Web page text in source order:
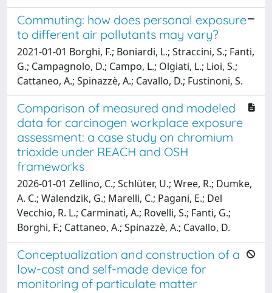
Commuting: how does personal exposure
to different air pollutants may vary?
2021-01-01 Borghi, F.; Boniardi, L.; Straccini, S.; Fanti,
G.; Campagnolo, D.; Campo, L.; Olgiati, L.; Lioi, S.;
Cattaneo, A.; Spinazzè, A.; Cavallo, D.; Fustinoni, S.
Comparison of measured and modeled
data for carcinogen workplace exposure
assessment: a case study on chromium
trioxide under REACH and OSH
frameworks
2026-01-01 Zellino, C.; Schlüter, U.; Wree, R.; Dumke,
A. C.; Walendzik, G.; Marelli, C.; Pagani, E.; Del
Vecchio, R. L.; Carminati, A.; Rovelli, S.; Fanti, G.;
Borghi, F.; Cattaneo, A.; Spinazzè, A.; Cavallo, D.
Conceptualization and construction of a
low-cost and self-made device for
monitoring of particulate matter